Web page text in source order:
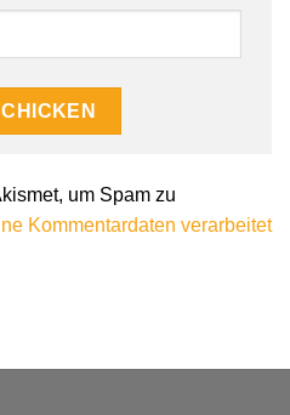
um Spam zu
Kommentardaten verarbeitet